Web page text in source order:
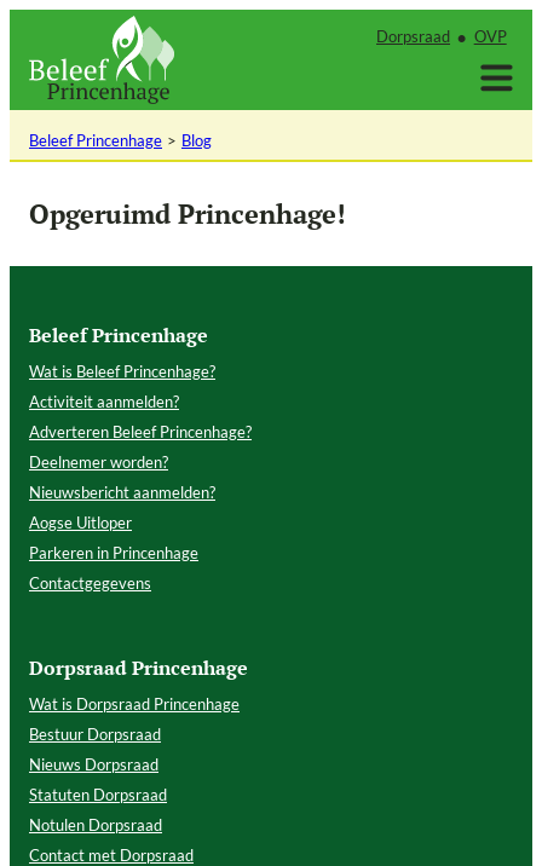
inhoud
Dorpsraad OVP
Beleef Princenhage Blog
Opgeruimd Princenhage!
Beleef Princenhage
Wat is Beleef Princenhage?
Activiteit aanmelden?
Adverteren Beleef Princenhage?
Deelnemer worden?
Nieuwsbericht aanmelden?
Aogse Uitloper
Parkeren in Princenhage
Contactgegevens
Dorpsraad Princenhage
Wat is Dorpsraad Princenhage
Bestuur Dorpsraad
Nieuws Dorpsraad
Statuten Dorpsraad
Notulen Dorpsraad
Contact met Dorpsraad